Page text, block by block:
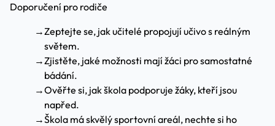
Doporučení pro rodiče
→Zeptejte se, jak učitelé propojují učivo s reálným
světem.
→Zjistěte, jaké možnosti mají žáci pro samostatné
bádání.
→Ověřte si, jak škola podporuje žáky, kteří jsou
napřed.
→Škola má skvělý sportovní areál, nechte si ho